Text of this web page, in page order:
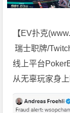
【EV扑克(
瑞士职牌/
线上平台
从无辜玩家身